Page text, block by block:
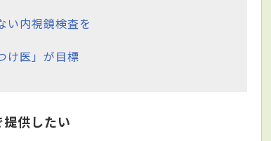
い内視鏡検査を
け医」が目標
供したい